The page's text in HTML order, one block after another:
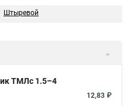
Штыревой
ТМЛс 1.5–4
12,83 ₽